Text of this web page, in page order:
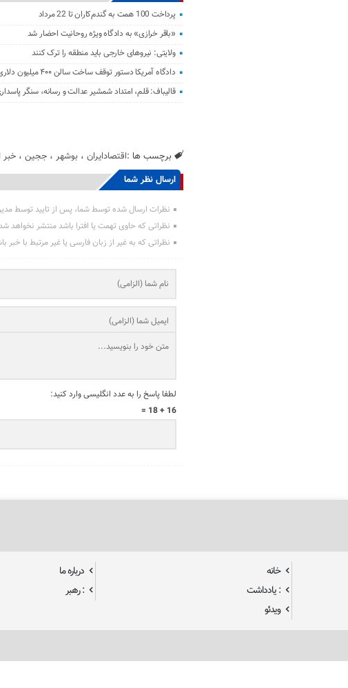
پرداخت 100 همت به گندم‌کاران تا 22 مرداد
«باقر خرازی» به دادگاه ویژه روحانیت احضار شد
ولایتی: نیرو‌های خارجی باید منطقه را ترک کنند
دادگاه آمریکا دستور توقف ساخت سالن ۴۰۰ میلیون دلاری ترامپ را صادر کرد
قالیباف: قلم، امتداد شمشیر عدالت و رسانه، سنگر
برچسب ها :اقتصادایران ، بوشهر ،ججین ،خبر
ارسال نظر شما
نظرات ارسال شده توسط شما، پس از تایید توسط
نظراتی که حاوی تهمت یا افترا باشد منتشر نخواهد
نظراتی که به غیر از زبان فارسی یا غیر مرتبط با
لطفا پاسخ را به عدد انگلیسی وارد کنید:
16 + 18 =
خانه درباره ما
: یادداشت
: رهبر
ویدئو